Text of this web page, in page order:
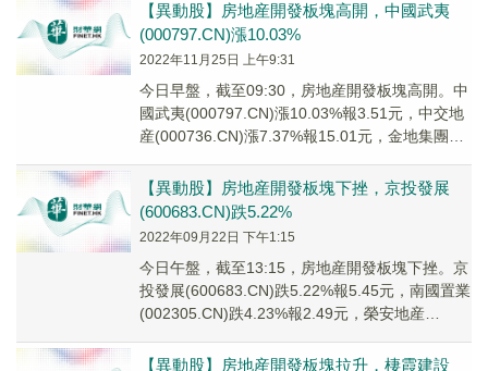
【異動股】房地産開發板塊高開，中國武夷
(000797.CN)漲10.03%
2022年11月25日 上午9:31
今日早盤，截至09:30，房地産開發板塊高開。中
國武夷(000797.CN)漲10.03%報3.51元，中交地
産(000736.CN)漲7.37%報15.01元，金地集團
【異動股】房地産開發板塊下挫，京投發展
(600683.CN)跌5.22%
2022年09月22日 下午1:15
今日午盤，截至13:15，房地産開發板塊下挫。京
投發展(600683.CN)跌5.22%報5.45元，南國置業
(002305.CN)跌4.23%報2.49元，榮安地産
【異動股】房地産開發板塊拉升，棲霞建設